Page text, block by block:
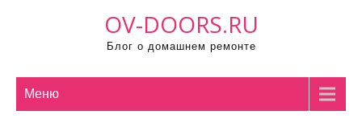
OV-DOORS.RU
Блог о домашнем ремонте
Меню